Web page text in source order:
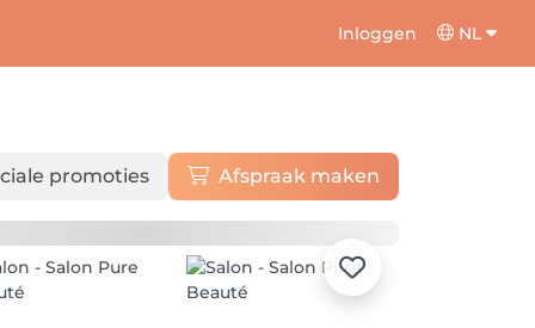
Inloggen NL
promoties Afspraak maken